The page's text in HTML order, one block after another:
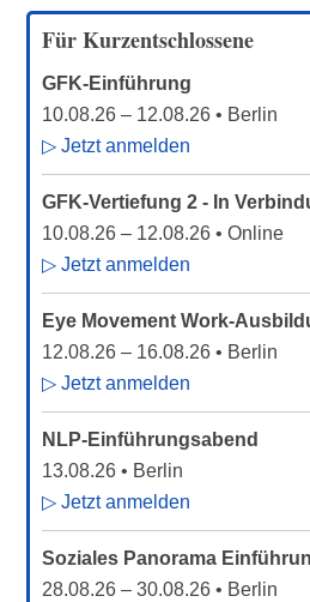
Für Kurzentschlossene
GFK-Einführung
10.08.26 – 12.08.26 • Berlin
▷ Jetzt anmelden
GFK-Vertiefung 2 - In
10.08.26 – 12.08.26 • Online
▷ Jetzt anmelden
Eye Movement Work-
12.08.26 – 16.08.26 • Berlin
▷ Jetzt anmelden
NLP-Einführungsabend
13.08.26 • Berlin
▷ Jetzt anmelden
Soziales Panorama
28.08.26 – 30.08.26 • Berlin